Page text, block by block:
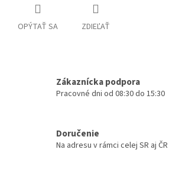
OPÝTAŤ SA ZDIEĽAŤ
Zákaznícka podpora
Pracovné dni od 08:30 do 15:30
Doručenie
Na adresu v rámci celej SR aj ČR